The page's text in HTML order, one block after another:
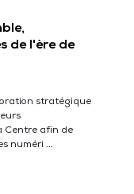
de l'ère de
stratégique
Centre afin de
numéri ...